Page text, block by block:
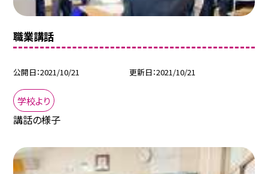
職業講話
公開日 2021/10/21 更新日 2021/10/21
学校より
講話の様子